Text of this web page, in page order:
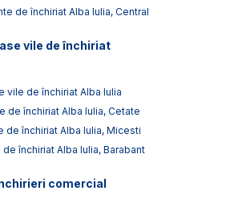
de închiriat Alba Iulia, Central
vile de închiriat
vile de închiriat Alba Iulia
de închiriat Alba Iulia, Cetate
de închiriat Alba Iulia, Micesti
închiriat Alba Iulia, Barabant
comercial